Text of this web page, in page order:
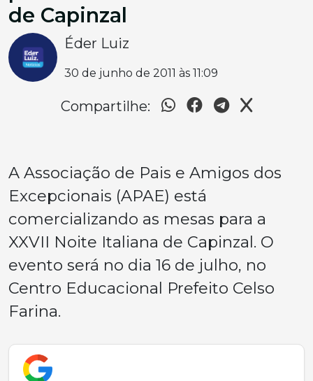
de Capinzal
Éder Luiz
30 de junho de 2011 às 11:09
Compartilhe:
A Associação de Pais e Amigos dos
Excepcionais (APAE) está
comercializando as mesas para a
XXVII Noite Italiana de Capinzal. O
evento será no dia 16 de julho, no
Centro Educacional Prefeito Celso
Farina.